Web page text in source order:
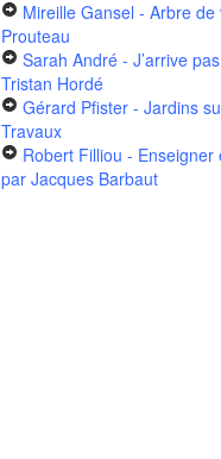
Mireille Gansel - Arbre de
Prouteau
Sarah André - J’arrive
Tristan Hordé
Gérard Pfister - Jardins
Travaux
Robert Filliou -
par Jacques Barbaut